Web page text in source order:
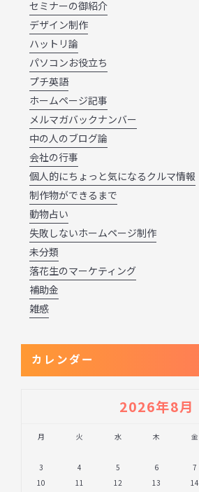
セミナーの御紹介
デザイン制作
ハットリ論
パソコンお役立ち
プチ英語
ホームページ記事
メルマガバックナンバー
中の人のブログ論
会社の行事
個人的にちょっと気になるクルマ情報
制作物ができるまで
動物占い
失敗しないホームページ制作
未分類
落花生のマーケティング
補助金
雑感
カレンダー
2026年8月
月 火 水 木 金
3
4 5 6 7
10
11 12 13 14